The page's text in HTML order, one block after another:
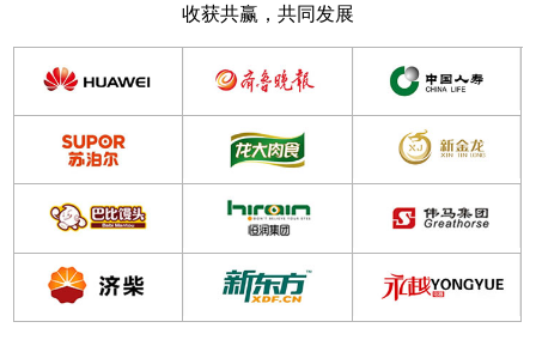
收获共赢，共同发展